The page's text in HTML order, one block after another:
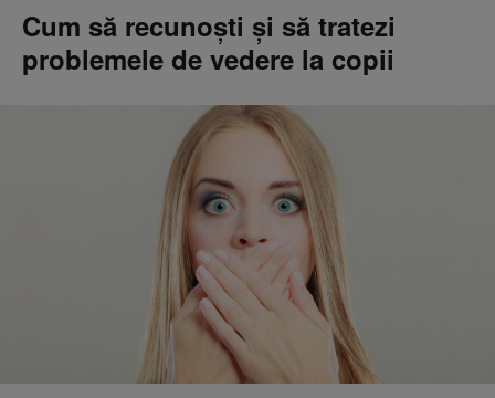
Cum să recunoști și să tratezi
problemele de vedere la copii